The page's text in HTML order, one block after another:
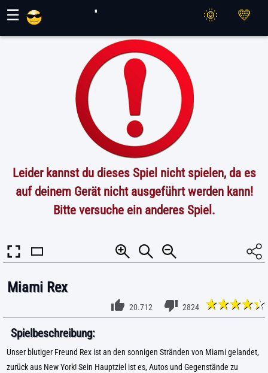
☰
Leider kannst du dieses Spiel nicht spielen, da es
auf deinem Gerät nicht ausgeführt werden kann!
Bitte versuche ein anderes Spiel.
Miami Rex
20.712 2824
Spielbeschreibung:
Unser blutiger Freund Rex ist an den sonnigen Stränden von Miami gelandet,
zurück aus New York! Sein Hauptziel ist es, Autos und Gegenstände zu